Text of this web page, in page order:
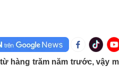
Ô tô - Xe máy
hàng trăm năm trước, vậy